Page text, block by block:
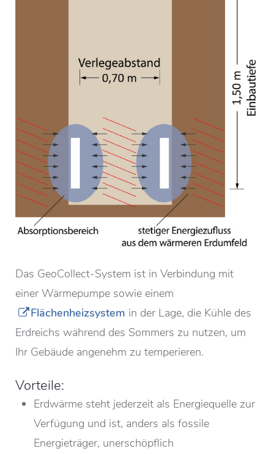
Das GeoCollect-System ist in Verbindung mit
einer Wärmepumpe sowie einem
Flächenheizsystem in der Lage, die Kühle des
Erdreichs während des Sommers zu nutzen, um
Ihr Gebäude angenehm zu temperieren.
Vorteile:
Erdwärme steht jederzeit als Energiequelle zur
Verfügung und ist, anders als fossile
Energieträger, unerschöpflich